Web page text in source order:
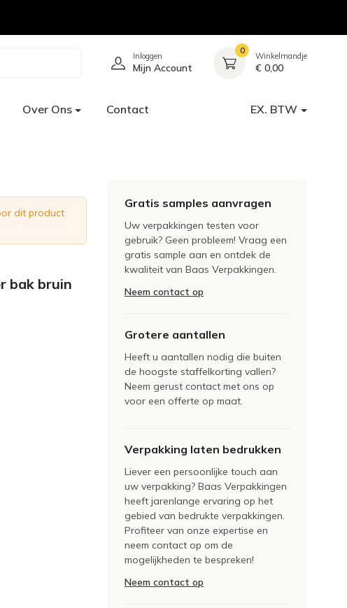
Inloggen
Mijn Account
0
Winkelmandje
€ 0,00
Over Ons Contact EX. BTW
dit product
bak bruin
Gratis samples aanvragen
Uw verpakkingen testen voor
gebruik? Geen probleem! Vraag een
gratis sample aan en ontdek de
kwaliteit van Baas Verpakkingen.
Neem contact op
Grotere aantallen
Heeft u aantallen nodig die buiten
de hoogste staffelkorting vallen?
Neem gerust contact met ons op
voor een offerte op maat.
Verpakking laten bedrukken
Liever een persoonlijke touch aan
uw verpakking? Baas Verpakkingen
heeft jarenlange ervaring op het
gebied van bedrukte verpakkingen.
Profiteer van onze expertise en
neem contact op om de
mogelijkheden te bespreken!
Neem contact op